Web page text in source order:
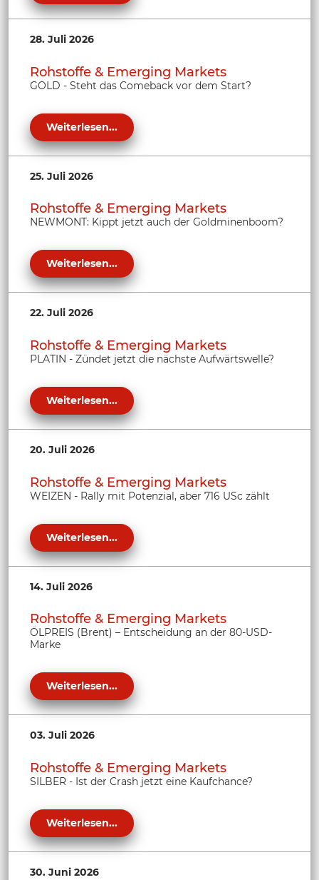
28. Juli 2026
Rohstoffe & Emerging Markets
GOLD - Steht das Comeback vor dem Start?
Weiterlesen...
25. Juli 2026
Rohstoffe & Emerging Markets
NEWMONT: Kippt jetzt auch der Goldminenboom?
Weiterlesen...
22. Juli 2026
Rohstoffe & Emerging Markets
PLATIN - Zündet jetzt die nächste Aufwärtswelle?
Weiterlesen...
20. Juli 2026
Rohstoffe & Emerging Markets
WEIZEN - Rally mit Potenzial, aber 716 USc zählt
Weiterlesen...
14. Juli 2026
Rohstoffe & Emerging Markets
ÖLPREIS (Brent) – Entscheidung an der 80-USD-
Marke
Weiterlesen...
03. Juli 2026
Rohstoffe & Emerging Markets
SILBER - Ist der Crash jetzt eine Kaufchance?
Weiterlesen...
30. Juni 2026